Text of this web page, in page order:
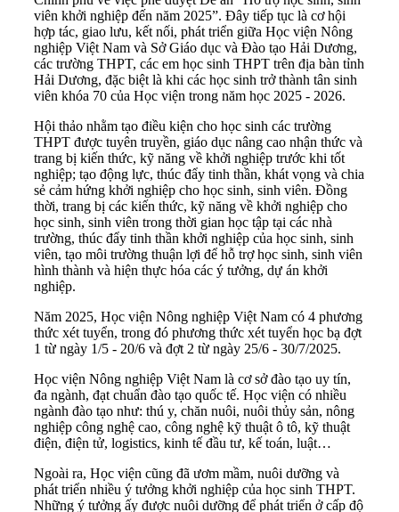
viên khởi nghiệp đến năm 2025”. Đây tiếp tục là cơ hội
hợp tác, giao lưu, kết nối, phát triển giữa Học viện Nông
nghiệp Việt Nam và Sở Giáo dục và Đào tạo Hải Dương,
các trường THPT, các em học sinh THPT trên địa bàn tỉnh
Hải Dương, đặc biệt là khi các học sinh trở thành tân sinh
viên khóa 70 của Học viện trong năm học 2025 - 2026.
Hội thảo nhằm tạo điều kiện cho học sinh các trường
THPT được tuyên truyền, giáo dục nâng cao nhận thức và
trang bị kiến thức, kỹ năng về khởi nghiệp trước khi tốt
nghiệp; tạo động lực, thúc đẩy tinh thần, khát vọng và chia
sẻ cảm hứng khởi nghiệp cho học sinh, sinh viên. Đồng
thời, trang bị các kiến thức, kỹ năng về khởi nghiệp cho
học sinh, sinh viên trong thời gian học tập tại các nhà
trường, thúc đẩy tinh thần khởi nghiệp của học sinh, sinh
viên, tạo môi trường thuận lợi để hỗ trợ học sinh, sinh viên
hình thành và hiện thực hóa các ý tưởng, dự án khởi
nghiệp.
Năm 2025, Học viện Nông nghiệp Việt Nam có 4 phương
thức xét tuyển, trong đó phương thức xét tuyển học bạ đợt
1 từ ngày 1/5 - 20/6 và đợt 2 từ ngày 25/6 - 30/7/2025.
Học viện Nông nghiệp Việt Nam là cơ sở đào tạo uy tín,
đa ngành, đạt chuẩn đào tạo quốc tế. Học viện có nhiều
ngành đào tạo như: thú y, chăn nuôi, nuôi thủy sản, nông
nghiệp công nghệ cao, công nghệ kỹ thuật ô tô, kỹ thuật
điện, điện tử, logistics, kinh tế đầu tư, kế toán, luật…
Ngoài ra, Học viện cũng đã ươm mầm, nuôi dưỡng và
phát triển nhiều ý tưởng khởi nghiệp của học sinh THPT.
Những ý tưởng ấy được nuôi dưỡng để phát triển ở cấp độ